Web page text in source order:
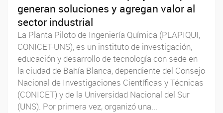
generan soluciones y agregan valor al
sector industrial
La Planta Piloto de Ingeniería Química (PLAPIQUI,
CONICET-UNS), es un instituto de investigación,
educación y desarrollo de tecnología con sede en
la ciudad de Bahía Blanca, dependiente del Consejo
Nacional de Investigaciones Científicas y Técnicas
(CONICET) y de la Universidad Nacional del Sur
(UNS). Por primera vez, organizó una...